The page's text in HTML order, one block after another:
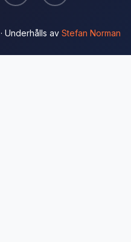
Underhålls av Stefan Norman